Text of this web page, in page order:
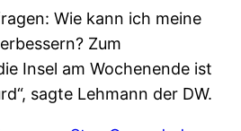
Wie kann ich meine
Zum
Insel am Wochenende ist
sagte Lehmann der DW.